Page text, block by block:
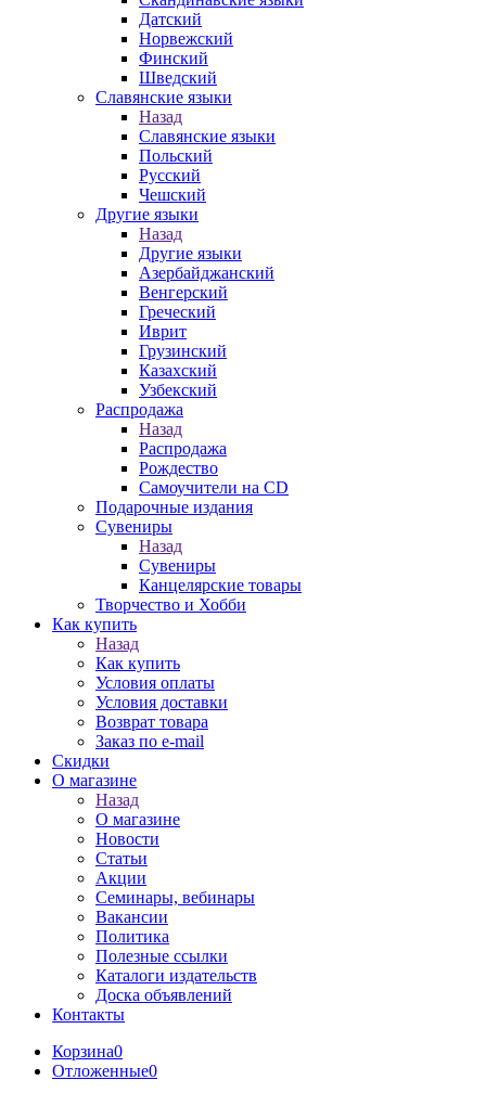
Датский
Норвежский
Финский
Шведский
Славянские языки
Назад
Славянские языки
Польский
Русский
Чешский
Другие языки
Назад
Другие языки
Азербайджанский
Венгерский
Греческий
Иврит
Грузинский
Казахский
Узбекский
Распродажа
Назад
Распродажа
Рождество
Самоучители на CD
Подарочные издания
Сувениры
Назад
Сувениры
Канцелярские товары
Творчество и Хобби
Как купить
Назад
Как купить
Условия оплаты
Условия доставки
Возврат товара
Заказ по e-mail
Скидки
О магазине
Назад
О магазине
Новости
Статьи
Акции
Семинары, вебинары
Вакансии
Политика
Полезные ссылки
Каталоги издательств
Доска объявлений
Контакты
Корзина0
Отложенные0